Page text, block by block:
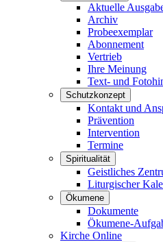
Aktuelle
Archiv
Probeexemplar
Abonnement
Vertrieb
Ihre Meinung
Text- und
Schutzkonzept
Kontakt und
Prävention
Intervention
Termine
Spiritualität
Geistliches
Liturgischer
Ökumene
Dokumente
Ökumene-
Kirche Online